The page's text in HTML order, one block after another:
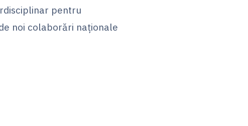
pentru
noi colaborări naționale